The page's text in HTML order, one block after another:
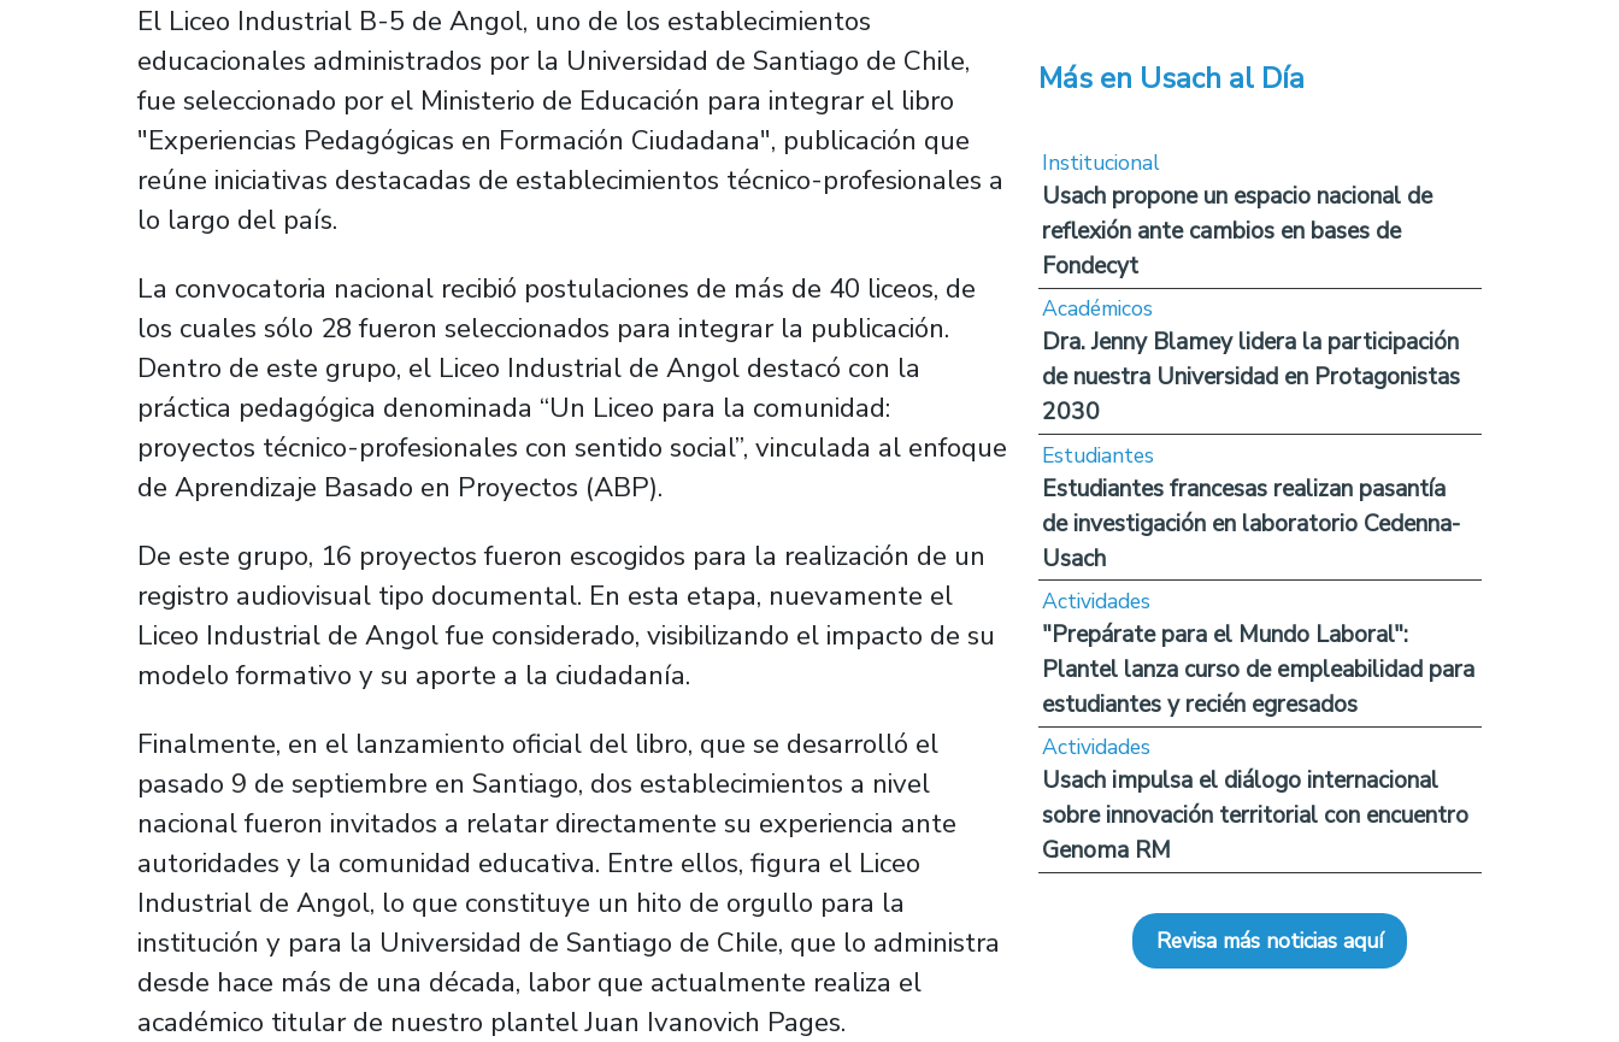
El Liceo Industrial B-5 de Angol, uno de los establecimientos
educacionales administrados por la Universidad de Santiago de Chile,
fue seleccionado por el Ministerio de Educación para integrar el libro
"Experiencias Pedagógicas en Formación Ciudadana", publicación que
reúne iniciativas destacadas de establecimientos técnico-profesionales a
lo largo del país.
La convocatoria nacional recibió postulaciones de más de 40 liceos, de
los cuales sólo 28 fueron seleccionados para integrar la publicación.
Dentro de este grupo, el Liceo Industrial de Angol destacó con la
práctica pedagógica denominada “Un Liceo para la comunidad:
proyectos técnico-profesionales con sentido social”, vinculada al enfoque
de Aprendizaje Basado en Proyectos (ABP).
De este grupo, 16 proyectos fueron escogidos para la realización de un
registro audiovisual tipo documental. En esta etapa, nuevamente el
Liceo Industrial de Angol fue considerado, visibilizando el impacto de su
modelo formativo y su aporte a la ciudadanía.
Finalmente, en el lanzamiento oficial del libro, que se desarrolló el
pasado 9 de septiembre en Santiago, dos establecimientos a nivel
nacional fueron invitados a relatar directamente su experiencia ante
autoridades y la comunidad educativa. Entre ellos, figura el Liceo
Industrial de Angol, lo que constituye un hito de orgullo para la
institución y para la Universidad de Santiago de Chile, que lo administra
desde hace más de una década, labor que actualmente realiza el
académico titular de nuestro plantel Juan Ivanovich Pages.
Más en Usach al Día
Institucional
Usach propone un espacio nacional de
reflexión ante cambios en bases de
Fondecyt
Académicos
Dra. Jenny Blamey lidera la participación
de nuestra Universidad en Protagonistas
2030
Estudiantes
Estudiantes francesas realizan pasantía
de investigación en laboratorio Cedenna-
Usach
Actividades
"Prepárate para el Mundo Laboral":
Plantel lanza curso de empleabilidad para
estudiantes y recién egresados
Actividades
Usach impulsa el diálogo internacional
sobre innovación territorial con encuentro
Genoma RM
Revisa más noticias aquí